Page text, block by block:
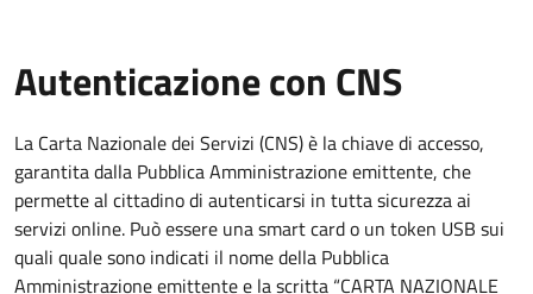
Autenticazione con CNS
La Carta Nazionale dei Servizi (CNS) è la chiave di accesso,
garantita dalla Pubblica Amministrazione emittente, che
permette al cittadino di autenticarsi in tutta sicurezza ai
servizi online. Può essere una smart card o un token USB sui
quali quale sono indicati il nome della Pubblica
Amministrazione emittente e la scritta “CARTA NAZIONALE